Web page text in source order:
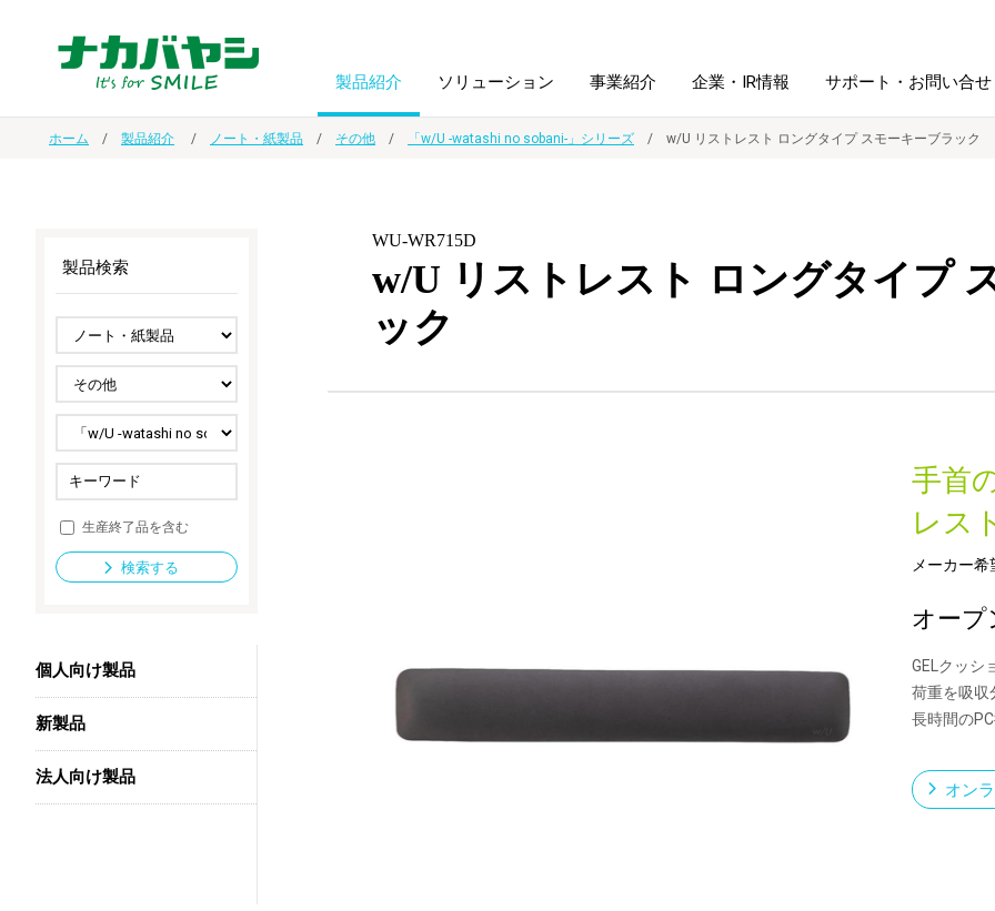
製品紹介
ノート・紙製品
ファイル・
ホルダー用品
スマートフォン・
タブレット関連
防災・
セキュリティ用品
法人向け製品
ソリューション
オーダー手帳・ノベルティ制作 学校ソリューション
ドキュメントスキャニングサービス
導入事例
事業紹介 企業・IR情報
IR情報 沿革
サステナビリティ
サポート・お問い合せ
ホーム 製品紹介 ノート・紙製品 その他 「w/U -watashi no sobani-」シリーズ w/U リストレスト ロングタイプ スモーキーブラック
WU-WR715D
w/U リストレスト ロングタイプ
ック
手首
レス
メーカー
オープ
GELクッシ
荷重を吸収
長時間の
オン
製品検索
生産終了品を含む
検索する
個人向け製品
新製品
法人向け製品